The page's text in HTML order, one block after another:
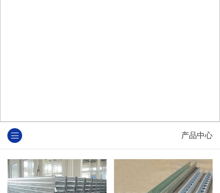
产品中心